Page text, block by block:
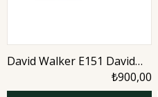
David Walker E151 David
Walker 50 ml Erkek Parfüm
| Woody
₺900,00